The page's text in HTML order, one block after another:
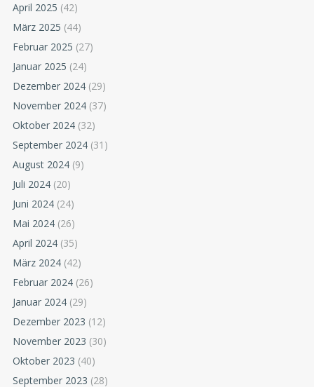
April 2025 (42)
März 2025 (44)
Februar 2025 (27)
Januar 2025 (24)
Dezember 2024 (29)
November 2024 (37)
Oktober 2024 (32)
September 2024 (31)
August 2024 (9)
Juli 2024 (20)
Juni 2024 (24)
Mai 2024 (26)
April 2024 (35)
März 2024 (42)
Februar 2024 (26)
Januar 2024 (29)
Dezember 2023 (12)
November 2023 (30)
Oktober 2023 (40)
September 2023 (28)